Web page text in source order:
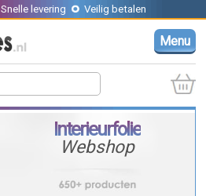
Snelle levering Veilig betalen
Menu
Interieurfolie
Webshop